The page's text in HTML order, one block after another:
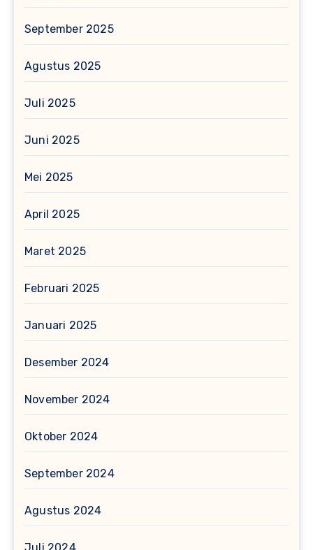
September 2025
Agustus 2025
Juli 2025
Juni 2025
Mei 2025
April 2025
Maret 2025
Februari 2025
Januari 2025
Desember 2024
November 2024
Oktober 2024
September 2024
Agustus 2024